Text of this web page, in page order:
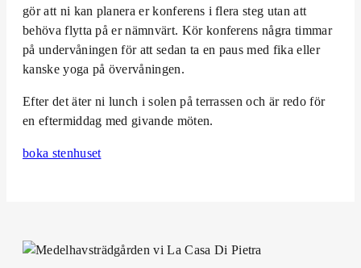
gör att ni kan planera er konferens i flera steg utan att
behöva flytta på er nämnvärt. Kör konferens några timmar
på undervåningen för att sedan ta en paus med fika eller
kanske yoga på övervåningen.
Efter det äter ni lunch i solen på terrassen och är redo för
en eftermiddag med givande möten.
boka stenhuset